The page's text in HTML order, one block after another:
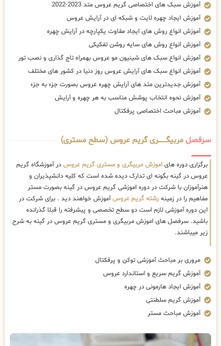
آموزش سبک های اختصاصی گریم عروس متد 2023-2022
آموزش ایجاد چهره لایت و شبکه ای در آرایش عروس
آموزش انواع روش های ایجاد مقاوت یکپارچه در آرایش چهره
آموزش انواع روش های سایه روشن تفکیکی
آموزش انواع سبک های شینیون مو عروس بهمراه تاج گذاری و نصب تور
آموزش انواع سبک های آرایش عروس روز دنیا در کشور های مختلف
آموزش جدیدترین متد های آرایش چهره عروس بصورت جزء به جزء
آموزش نحوه انتخاب پوشش مناسب به هر چهره و آرایش
آموزش مباحث اختصاصی پرفکتال
سرفصلمربیگــــــــری گریم عروس (سطح مستری)
برگزاری دوره های اموزش مربیگری و مستری گریم عروس در آموزشگاه گریم
عروس در گینه بگونه ای تدارک دیده شده است که کلیه دانشپذیران و
هنرآموزان با شرکت در دوره اموزشی گریم عروس در گینه بصورت مستر
مفاهیم را در زمینه رشته گریم عروسآموزش خواهند دید . برای شرکت در
این دوره آموزشی لازم است دو سطح تخصصی و پیشرفته را قبلا گذرانده
باشید. سرفصل های اموزش مربیگری و مستری گریم عروس در گینه به شرح
زیر میباشند.
مروری بر مباحث آموزشی توکن و پرفکتال
آموزش گریم سریع و استاندارد عروس
آموزش ایجاد هارمونی در چهره
آموزش گریم سلطنتی
آموزش مباحث مستر